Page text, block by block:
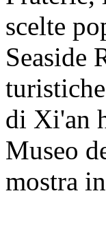
scelte
Seaside
di Xi'an
Museo
mostra